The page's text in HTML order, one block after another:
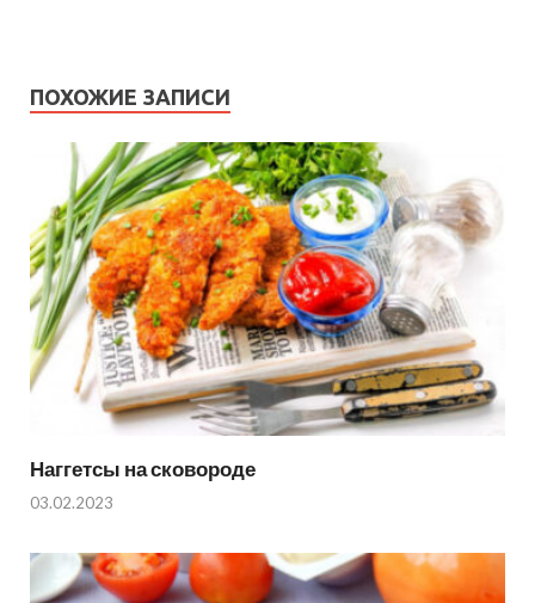
ПОХОЖИЕ ЗАПИСИ
Наггетсы на сковороде
03.02.2023